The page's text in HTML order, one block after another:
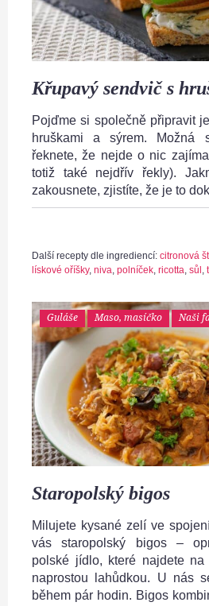
Křupavý sendvič s
Pojďme si společně připravit
hruškami a sýrem. Možná
řeknete, že nejde o nic
totiž také nejdřív řekly).
zakousnete, zjistíte, že je to
Další recepty dle ingrediencí: citronová
lískové oříšky, niva polníček ricotta sůl
Guláše Maso, masíčko Naši
Staropolský bigos
Milujete kysané zelí ve
vás staropolský bigos –
polské jídlo, které najdete
naprostou lahůdkou. U nás
během pár hodin. Bigos